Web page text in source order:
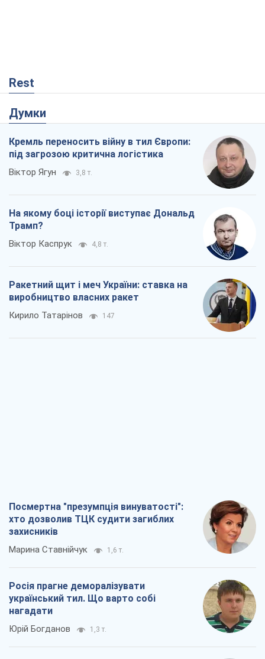
Rest
Думки
Кремль переносить війну в тил Європи:
під загрозою критична логістика
Віктор Ягун 3,8 т.
На якому боці історії виступає Дональд
Трамп?
Віктор Каспрук 4,8 т.
Ракетний щит і меч України: ставка на
виробництво власних ракет
Кирило Татарінов 147
Посмертна "презумпція винуватості":
хто дозволив ТЦК судити загиблих
захисників
Марина Ставнійчук 1,6 т.
Росія прагне деморалізувати
український тил. Що варто собі
нагадати
Юрій Богданов 1,3 т.